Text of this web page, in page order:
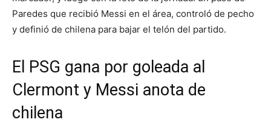
Paredes que recibió Messi en el área, controló de pecho
y definió de chilena para bajar el telón del partido.
El PSG gana por goleada al
Clermont y Messi anota de
chilena